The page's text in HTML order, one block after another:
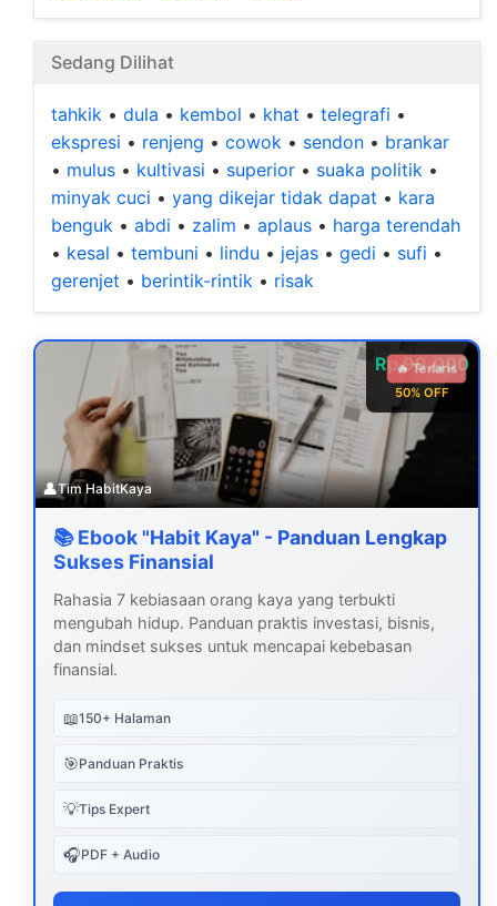
Sedang Dilihat
tahkik • dula • kembol • khat • telegrafi •
ekspresi • renjeng • cowok • sendon • brankar
• mulus • kultivasi • superior • suaka politik •
minyak cuci • yang dikejar tidak dapat • kara
benguk • abdi • zalim • aplaus • harga terendah
• kesal • tembuni • lindu • jejas • gedi • sufi •
gerenjet • berintik-rintik • risak
Rp 99.000
50% OFF
🔥 Terlaris
👤Tim HabitKaya
📚 Ebook "Habit Kaya" - Panduan Lengkap
Sukses Finansial
Rahasia 7 kebiasaan orang kaya yang terbukti
mengubah hidup. Panduan praktis investasi, bisnis,
dan mindset sukses untuk mencapai kebebasan
finansial.
📖150+ Halaman
🎯Panduan Praktis
💡Tips Expert
🎧PDF + Audio